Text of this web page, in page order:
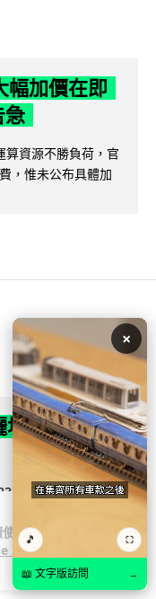
用
政
幅加價在即
急
算資源不勝負荷，官
，惟未公布具體加
地圖 一日暴增
歲學生劉敏俊利用 2
合建築物高度、太
×
🎵 ⛶
📖 文字版訪問 →